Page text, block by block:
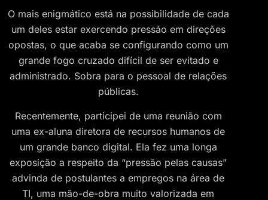
O mais enigmático está na possibilidade de cada
um deles estar exercendo pressão em direções
opostas, o que acaba se configurando como um
grande fogo cruzado difícil de ser evitado e
administrado. Sobra para o pessoal de relações
públicas.
Recentemente, participei de uma reunião com
uma ex-aluna diretora de recursos humanos de
um grande banco digital. Ela fez uma longa
exposição a respeito da “pressão pelas causas”
advinda de postulantes a empregos na área de
TI, uma mão-de-obra muito valorizada em